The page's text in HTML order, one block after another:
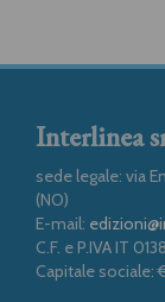
Interlinea
sede legale: via
(NO)
E-mail:
C.F. e P.IVA IT
Capitale sociale: